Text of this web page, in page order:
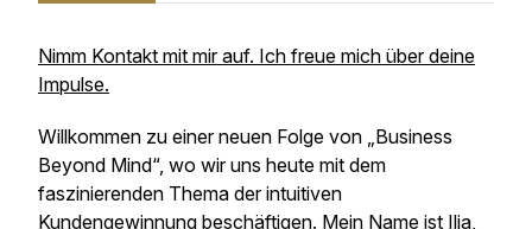
Nimm Kontakt mit mir auf. Ich freue mich über deine
Impulse.
Willkommen zu einer neuen Folge von „Business
Beyond Mind“, wo wir uns heute mit dem
faszinierenden Thema der intuitiven
Kundengewinnung beschäftigen. Mein Name ist Ilja,